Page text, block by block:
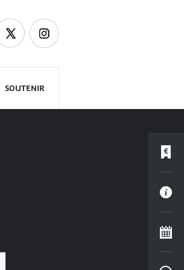
SOUTENIR